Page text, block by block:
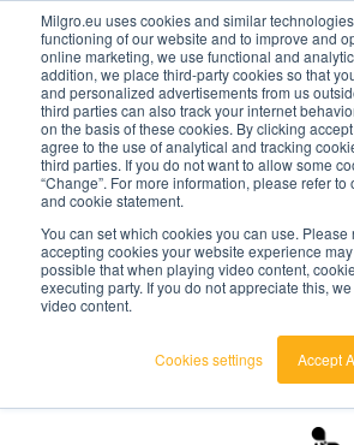
Milgro.eu uses cookies and similar
functioning of our website and to improve and
online marketing, we use functional and
addition, we place third-party cookies so that
and personalized advertisements from us
third parties can also track your internet
on the basis of these cookies. By clicking
agree to the use of analytical and tracking
third parties. If you do not want to allow some
“Change”. For more information, please refer
and cookie statement.
You can set which cookies you can use. Please
accepting cookies your website experience
possible that when playing video content,
executing party. If you do not appreciate this,
video content.
Cookies settings Accept